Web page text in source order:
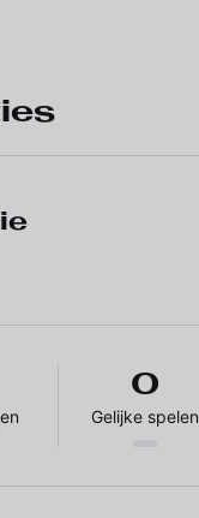
0
Gelijke spelen